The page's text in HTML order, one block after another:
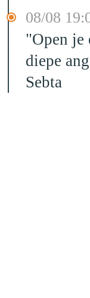
08/08
"Open je
diepe
Sebta